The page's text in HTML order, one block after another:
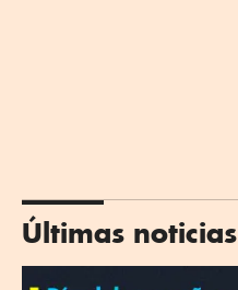
Últimas noticias